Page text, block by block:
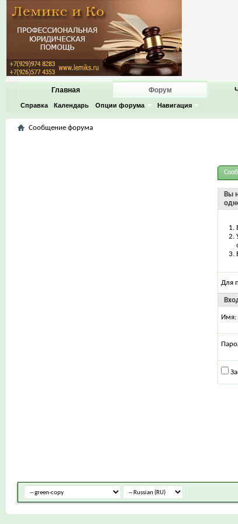
Главная Форум
Справка Календарь Опции форума Навигация
Сообщение форума
Вы
Для
Имя: